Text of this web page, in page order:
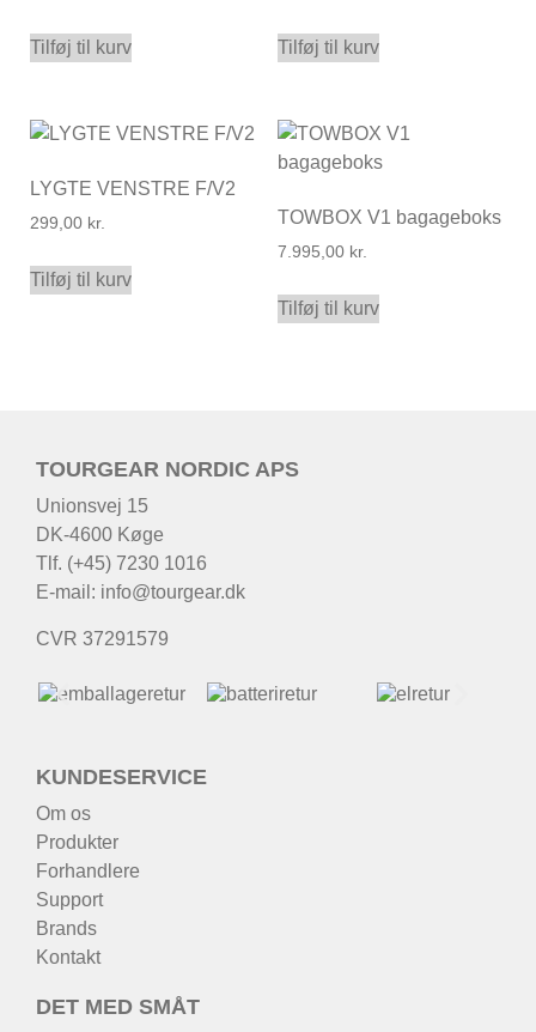
Tilføj til kurv Tilføj til kurv
LYGTE VENSTRE F/V2
299,00 kr.
Tilføj til kurv
TOWBOX V1 bagageboks
7.995,00 kr.
Tilføj til kurv
TOURGEAR NORDIC APS
Unionsvej 15
DK-4600 Køge
Tlf. (+45) 7230 1016
E-mail: info@tourgear.dk
CVR 37291579
KUNDESERVICE
Om os
Produkter
Forhandlere
Support
Brands
Kontakt
DET MED SMÅT